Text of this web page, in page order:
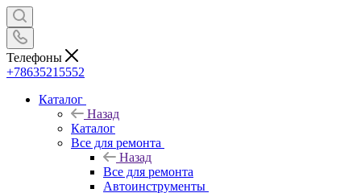
Телефоны
+78635215552
Каталог
Назад
Каталог
Все для ремонта
Назад
Все для ремонта
Автоинструменты